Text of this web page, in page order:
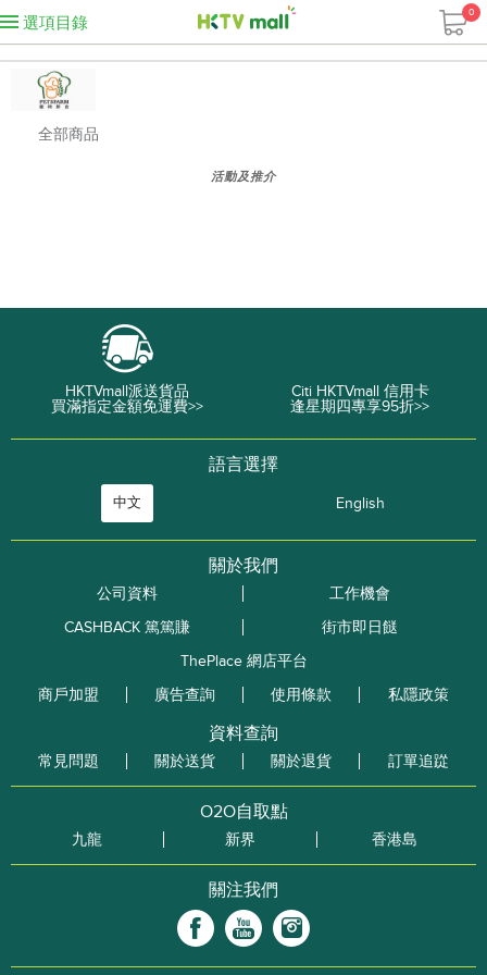
選項目錄
0
全部商品
活動及推介
HKTVmall派送貨品
買滿指定金額免運費>>
Citi HKTVmall 信用卡
逢星期四專享95折>>
語言選擇
中文 English
關於我們
公司資料
工作機會
CASHBACK 篤篤賺
街市即日餸
ThePlace 網店平台
商戶加盟
廣告查詢 使用條款 私隱政策
資料查詢
常見問題 關於送貨 關於退貨 訂單追踨
O2O自取點
九龍 新界 香港島
關注我們